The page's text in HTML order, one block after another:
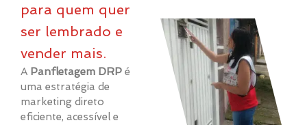
para quem quer
ser lembrado e
vender mais.
A Panfletagem DRP é
uma estratégia de
marketing direto
eficiente, acessível e